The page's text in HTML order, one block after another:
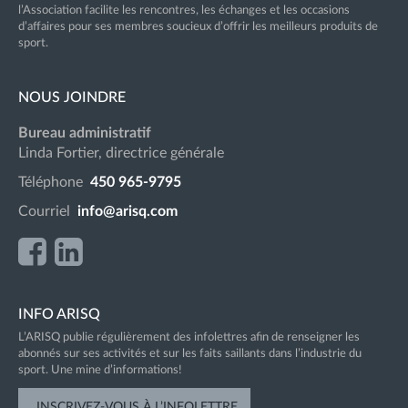
l’Association facilite les rencontres, les échanges et les occasions
d’affaires pour ses membres soucieux d’offrir les meilleurs produits de
sport.
NOUS JOINDRE
Bureau administratif
Linda Fortier, directrice générale
Téléphone 450 965-9795
Courriel info@arisq.com
INFO ARISQ
L’ARISQ publie régulièrement des infolettres afin de renseigner les
abonnés sur ses activités et sur les faits saillants dans l’industrie du
sport. Une mine d’informations!